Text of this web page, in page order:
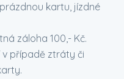
kartu, jízdné
záloha 100,- Kč.
případě ztráty či